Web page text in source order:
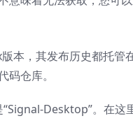
本，其发布历史都托
仓库。
Desktop”。在